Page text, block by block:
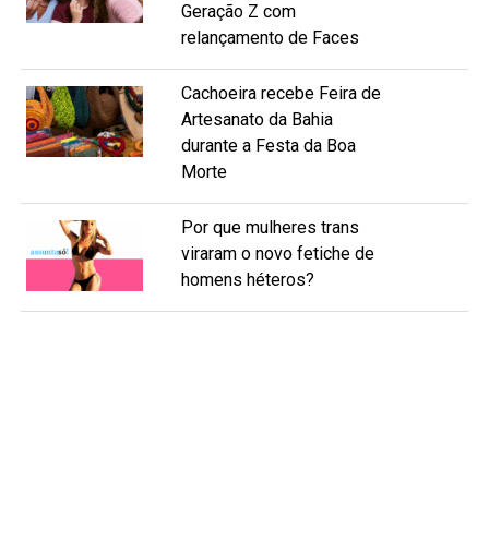
Geração Z com
relançamento de Faces
Cachoeira recebe Feira de
Artesanato da Bahia
durante a Festa da Boa
Morte
Por que mulheres trans
viraram o novo fetiche de
homens héteros?